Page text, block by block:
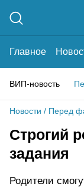
Главное
ВИП-новость
Новости / Перед
Строгий
задания
Родители